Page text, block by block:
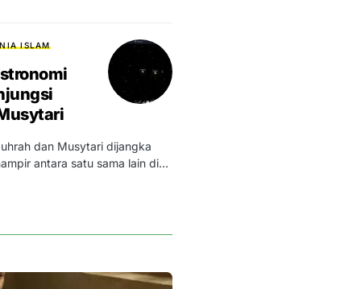
ISLAM
dan Musytari dijangka
antara satu sama lain di…